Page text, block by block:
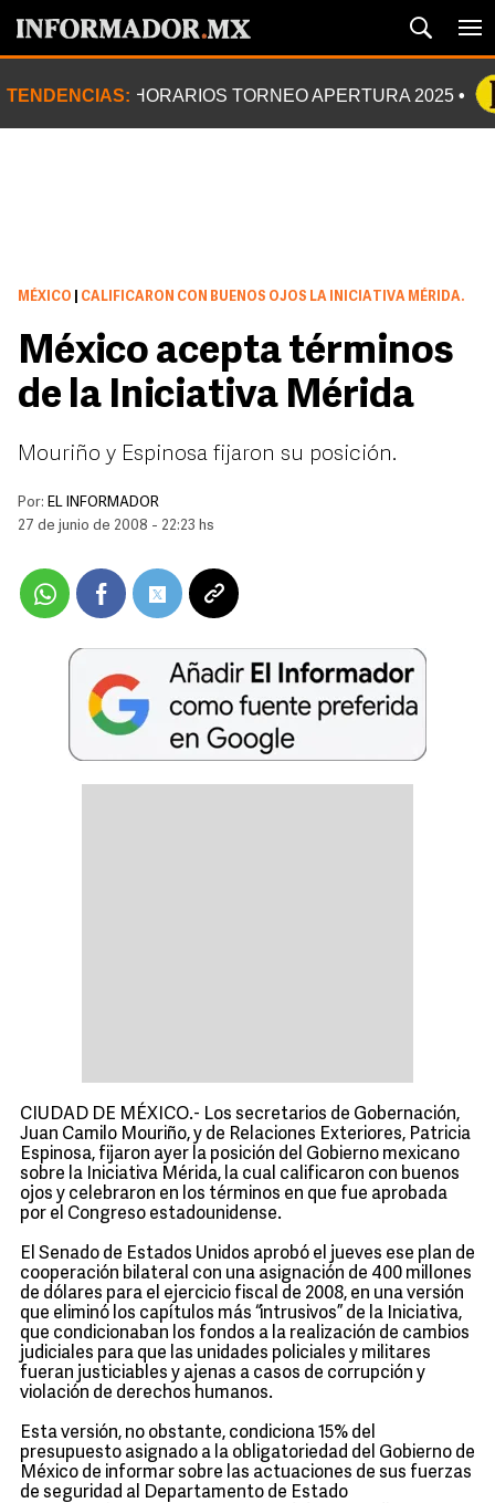
TENDENCIAS: HORARIOS TORNEO APERTURA 2025
MÉXICO CALIFICARON CON BUENOS OJOS LA INICIATIVA MÉRIDA.
México acepta términos
de la Iniciativa Mérida
Mouriño y Espinosa fijaron su posición.
Por: EL INFORMADOR
27 de junio de 2008 - 22:23 hs
CIUDAD DE MÉXICO.- Los secretarios de Gobernación,
Juan Camilo Mouriño, y de Relaciones Exteriores, Patricia
Espinosa, fijaron ayer la posición del Gobierno mexicano
sobre la Iniciativa Mérida, la cual calificaron con buenos
ojos y celebraron en los términos en que fue aprobada
por el Congreso estadounidense.
El Senado de Estados Unidos aprobó el jueves ese plan de
cooperación bilateral con una asignación de 400 millones
de dólares para el ejercicio fiscal de 2008, en una versión
que eliminó los capítulos más “intrusivos” de la Iniciativa,
que condicionaban los fondos a la realización de cambios
judiciales para que las unidades policiales y militares
fueran justiciables y ajenas a casos de corrupción y
violación de derechos humanos.
Esta versión, no obstante, condiciona 15% del
presupuesto asignado a la obligatoriedad del Gobierno de
México de informar sobre las actuaciones de sus fuerzas
de seguridad al Departamento de Estado